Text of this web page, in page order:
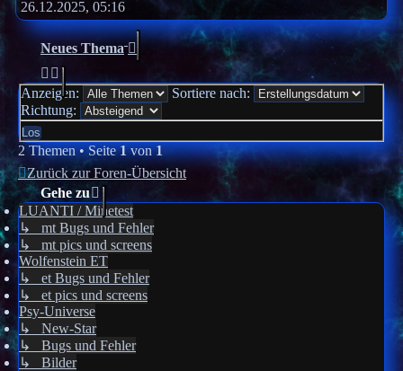
26.12.2025, 05:16
Neues Thema
Anzeigen:
Sortiere nach:
Richtung:
2 Themen • Seite1von1
Zurück zur Foren-Übersicht
Gehe zu
LUANTI / Minetest
↳ mt Bugs und Fehler
↳ mt pics und screens
Wolfenstein ET
↳ et Bugs und Fehler
↳ et pics und screens
Psy-Universe
↳ New-Star
↳ Bugs und Fehler
↳ Bilder